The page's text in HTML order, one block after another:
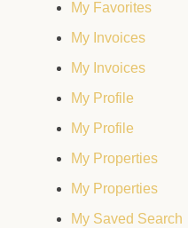
My Favorites
My Invoices
My Invoices
My Profile
My Profile
My Properties
My Properties
My Saved Search